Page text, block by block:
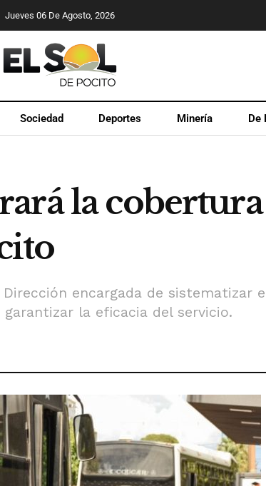
Jueves 06 De Agosto, 2026
Sociedad Deportes Minería De
la
encargada de sistematizar
la eficacia del servicio.